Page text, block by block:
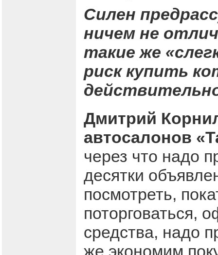
Силен
ничем не
такие же
риск купить
Дмитрий
автосалонов
через что надо
десятки
посмотреть,
поторговаться,
средства, надо
же экономим